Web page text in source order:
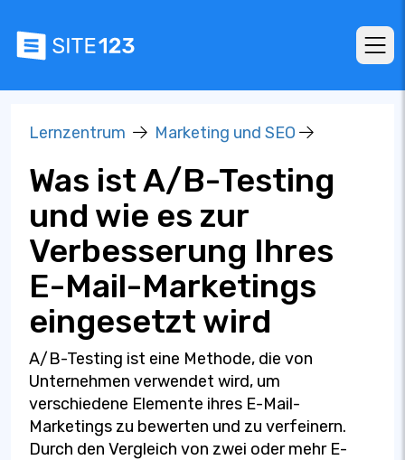
Lernzentrum Marketing und SEO
Was ist A/B-Testing
und wie es zur
Verbesserung Ihres
E-Mail-Marketings
eingesetzt wird
A/B-Testing ist eine Methode, die von
Unternehmen verwendet wird, um
verschiedene Elemente ihres E-Mail-
Marketings zu bewerten und zu verfeinern.
Durch den Vergleich von zwei oder mehr E-